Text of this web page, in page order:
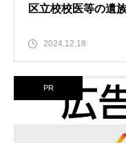
区立校校医等の遺
2024.12.18
PR